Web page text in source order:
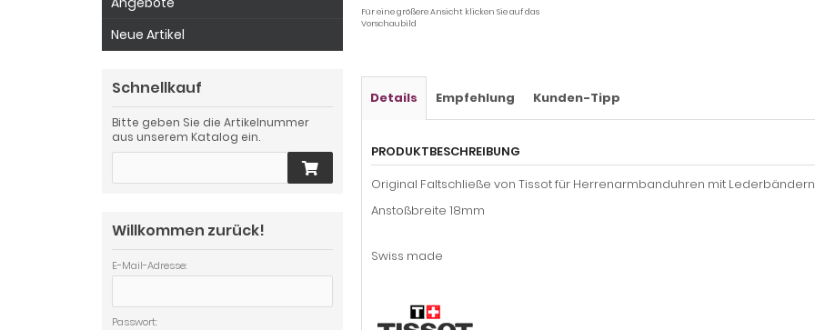
Für eine größere Ansicht klicken Sie auf das
Vorschaubild
Details Empfehlung Kunden-Tipp
PRODUKTBESCHREIBUNG
Original Faltschließe von Tissot für Herrenarmbanduhren mit Lederbändern
Anstoßbreite 18mm
Swiss made
Neue Artikel
Schnellkauf
Bitte geben Sie die Artikelnummer
aus unserem Katalog ein.
Willkommen zurück!
E-Mail-Adresse:
Passwort: